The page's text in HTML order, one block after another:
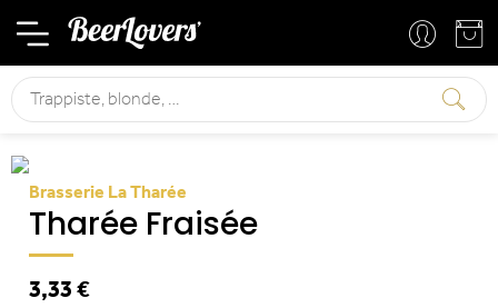
Brasserie La Tharée
Tharée Fraisée
3,33 €